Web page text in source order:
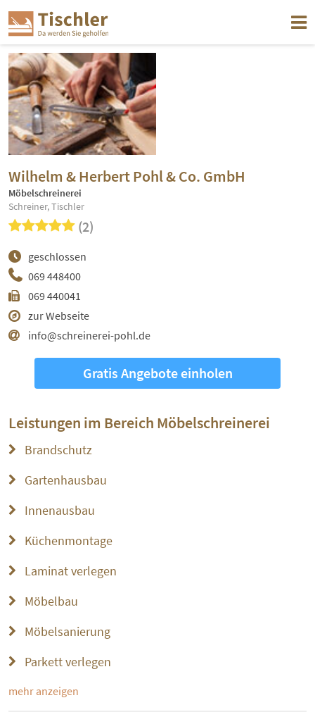
Wilhelm & Herbert Pohl & Co. GmbH
Möbelschreinerei
Schreiner, Tischler
(2)
069 448400
069 440041
zur Webseite
info@schreinerei-pohl.de
geschlossen
Gratis Angebote einholen
Leistungen im Bereich Möbelschreinerei
Brandschutz
Gartenhausbau
Innenausbau
Küchenmontage
Laminat verlegen
Möbelbau
Möbelsanierung
Parkett verlegen
mehr anzeigen